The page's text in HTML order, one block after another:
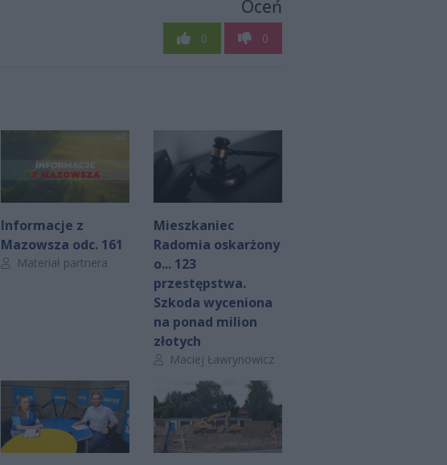
Oceń
0 0
Informacje z
Mazowsza odc. 161
Autor artykułu:
Materiał partnera
Mieszkaniec
Radomia oskarżony
o... 123
przestępstwa.
Szkoda wyceniona
na ponad milion
złotych
Autor artykułu:
Maciej Ławrynowicz